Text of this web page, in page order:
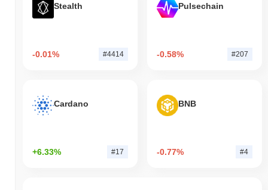
Stealth
-0.01% #4414
Pulsechain
-0.58% #207
Cardano
+6.33% #17
BNB
-0.77% #4